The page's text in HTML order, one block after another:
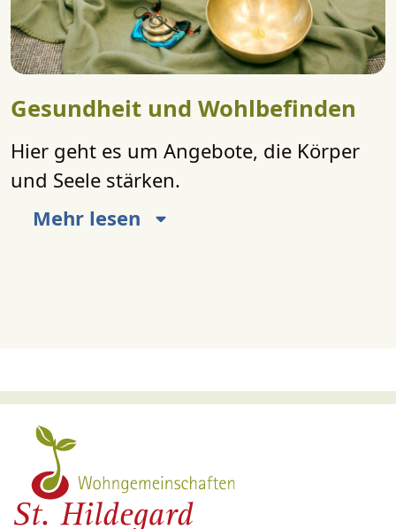
Gesundheit und Wohlbefinden
Hier geht es um Angebote, die Körper
und Seele stärken.
Mehr lesen